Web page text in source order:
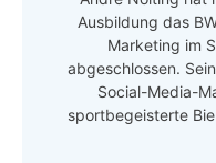
Ausbildung das
Marketing im
abgeschlossen.
Social-Media-
sportbegeisterte